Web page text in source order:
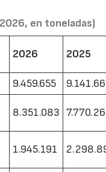
en toneladas)
2026 2025
9.459.655
8.351.083
1.945.191